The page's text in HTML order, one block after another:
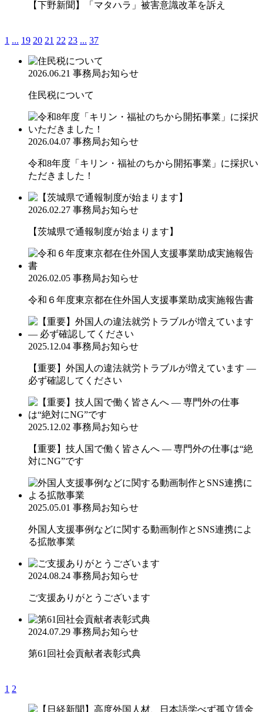
【下野新聞】「マタハラ」被害意識改革を訴え
1 ... 19 20 21 22 23 ... 37
2026.06.21 事務局お知らせ
住民税について
2026.04.07 事務局お知らせ
令和8年度「キリン・福祉のちから開拓事業」に採択い
ただきました！
2026.02.27 事務局お知らせ
【茨城県で通報制度が始まります】
2026.02.05 事務局お知らせ
令和６年度東京都在住外国人支援事業助成実施報告書
2025.12.04 事務局お知らせ
【重要】外国人の違法就労トラブルが増えています ―
必ず確認してください
2025.12.02 事務局お知らせ
【重要】技人国で働く皆さんへ ― 専門外の仕事は“絶
対にNG”です
2025.05.01 事務局お知らせ
外国人支援事例などに関する動画制作とSNS連携によ
る拡散事業
2024.08.24 事務局お知らせ
ご支援ありがとうございます
2024.07.29 事務局お知らせ
第61回社会貢献者表彰式典
1 2